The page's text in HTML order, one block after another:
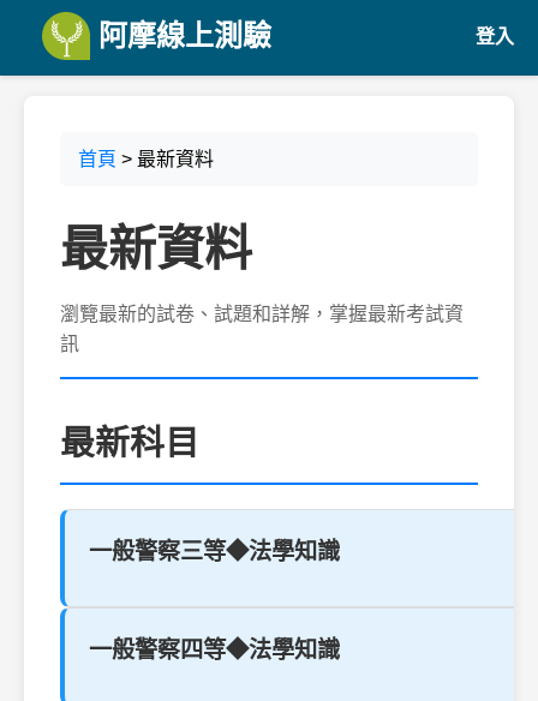
阿摩線上測驗 登入
首頁 > 最新資料
最新資料
瀏覽最新的試卷、試題和詳解，掌握最新考試資
訊
最新科目
一般警察三等◆法學知識
一般警察四等◆法學知識